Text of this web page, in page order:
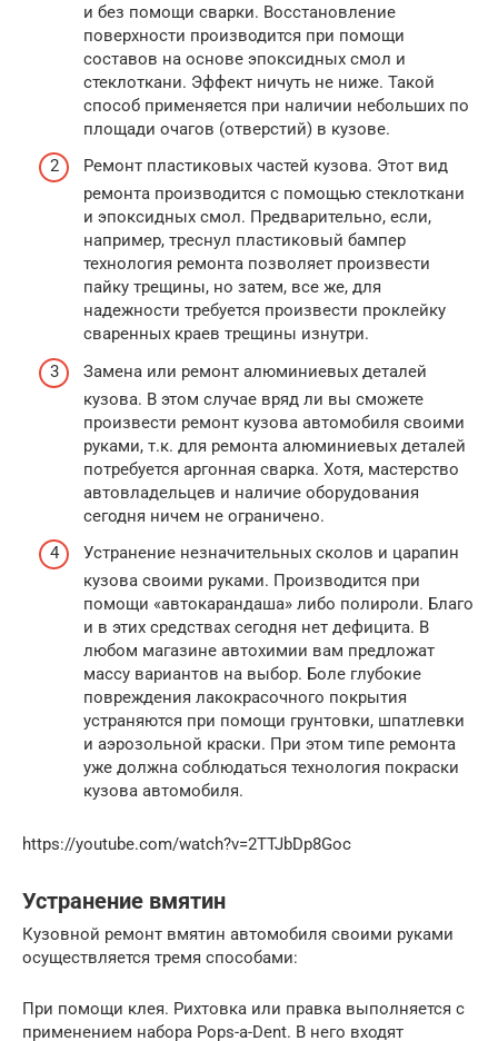
и без помощи сварки. Восстановление
поверхности производится при помощи
составов на основе эпоксидных смол и
стеклоткани. Эффект ничуть не ниже. Такой
способ применяется при наличии небольших по
площади очагов (отверстий) в кузове.
Ремонт пластиковых частей кузова. Этот вид
ремонта производится с помощью стеклоткани
и эпоксидных смол. Предварительно, если,
например, треснул пластиковый бампер
технология ремонта позволяет произвести
пайку трещины, но затем, все же, для
надежности требуется произвести проклейку
сваренных краев трещины изнутри.
Замена или ремонт алюминиевых деталей
кузова. В этом случае вряд ли вы сможете
произвести ремонт кузова автомобиля своими
руками, т.к. для ремонта алюминиевых деталей
потребуется аргонная сварка. Хотя, мастерство
автовладельцев и наличие оборудования
сегодня ничем не ограничено.
Устранение незначительных сколов и царапин
кузова своими руками. Производится при
помощи «автокарандаша» либо полироли. Благо
и в этих средствах сегодня нет дефицита. В
любом магазине автохимии вам предложат
массу вариантов на выбор. Боле глубокие
повреждения лакокрасочного покрытия
устраняются при помощи грунтовки, шпатлевки
и аэрозольной краски. При этом типе ремонта
уже должна соблюдаться технология покраски
кузова автомобиля.
https://youtube.com/watch?v=2TTJbDp8Goc
Устранение вмятин
Кузовной ремонт вмятин автомобиля своими руками
осуществляется тремя способами:
При помощи клея. Рихтовка или правка выполняется с
применением набора Pops-a-Dent. В него входят